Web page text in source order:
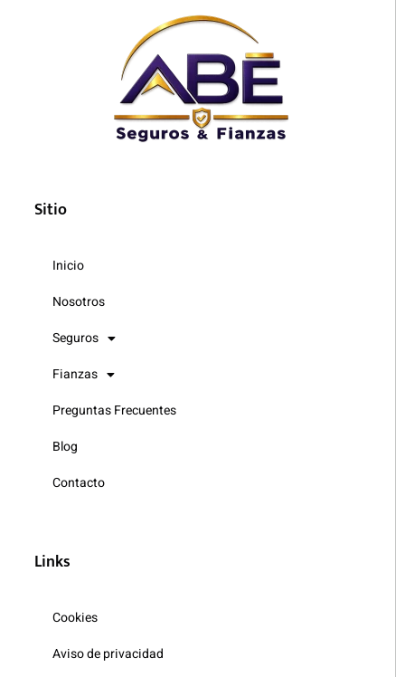
Sitio
Inicio
Nosotros
Seguros
Fianzas
Preguntas Frecuentes
Blog
Contacto
Links
Cookies
Aviso de privacidad